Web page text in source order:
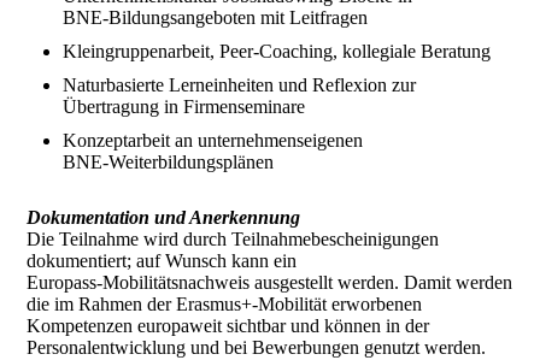
BNE‑Bildungsangeboten mit Leitfragen
Kleingruppenarbeit, Peer‑Coaching, kollegiale Beratung
Naturbasierte Lerneinheiten und Reflexion zur
Übertragung in Firmenseminare
Konzeptarbeit an unternehmenseigenen
BNE‑Weiterbildungsplänen
Dokumentation und Anerkennung
Die Teilnahme wird durch Teilnahmebescheinigungen
dokumentiert; auf Wunsch kann ein
Europass‑Mobilitätsnachweis ausgestellt werden. Damit werden
die im Rahmen der Erasmus+‑Mobilität erworbenen
Kompetenzen europaweit sichtbar und können in der
Personalentwicklung und bei Bewerbungen genutzt werden.